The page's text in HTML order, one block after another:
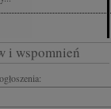
i wspomnień